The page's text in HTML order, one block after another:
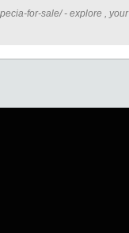
for-sale/ - explore , your